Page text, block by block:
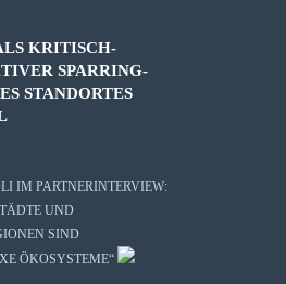
KRITISCH-
SPARRING-
STANDORTES
IM PARTNERINTERVIEW:
UND
SIND
ÖKOSYSTEME“